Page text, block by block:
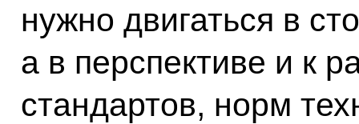
нужно двигаться в
а в перспективе и к
стандартов, норм